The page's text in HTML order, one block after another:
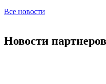
Все новости
Новости партнеров